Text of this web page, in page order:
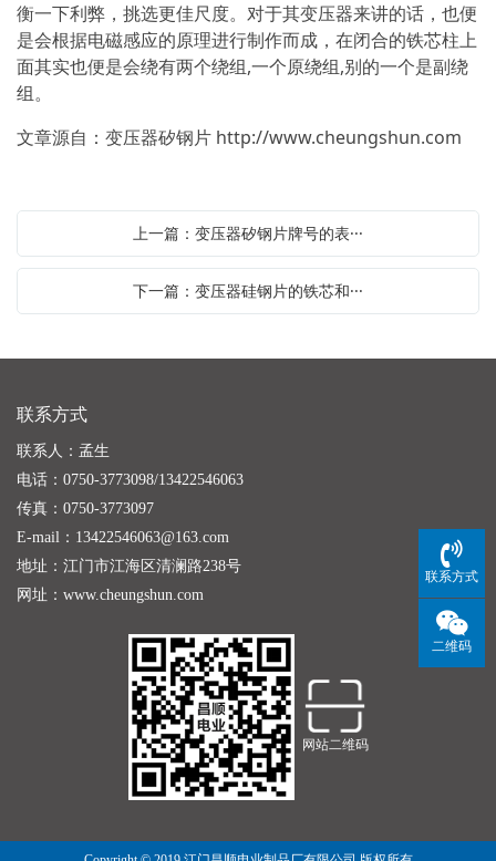
衡一下利弊，挑选更佳尺度。对于其变压器来讲的话，也便
是会根据电磁感应的原理进行制作而成，在闭合的铁芯柱上
面其实也便是会绕有两个绕组,一个原绕组,别的一个是副绕
组。
文章源自：变压器矽钢片 http://www.cheungshun.com
上一篇：变压器矽钢片牌号的表···
下一篇：变压器硅钢片的铁芯和···
联系方式
联系人：孟生
电话：0750-3773098/13422546063
传真：0750-3773097
E-mail：13422546063@163.com
地址：江门市江海区清澜路238号
网址： www.cheungshun.com
网站二维码
联系方式
二维码